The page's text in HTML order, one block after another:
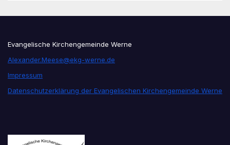
Evangelische Kirchengemeinde Werne
Alexander.Meese@ekg-werne.de
Impressum
Datenschutzerklärung der Evangelischen Kirchengemeinde Werne